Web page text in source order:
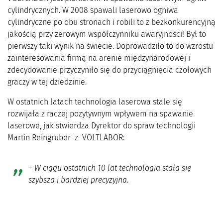
cylindrycznych. W 2008 spawali laserowo ogniwa
cylindryczne po obu stronach i robili to z bezkonkurencyjną
jakością przy zerowym współczynniku awaryjności! Był to
pierwszy taki wynik na świecie. Doprowadziło to do wzrostu
zainteresowania firmą na arenie międzynarodowej i
zdecydowanie przyczyniło się do przyciągnięcia czołowych
graczy w tej dziedzinie.
W ostatnich latach technologia laserowa stale się
rozwijała z raczej pozytywnym wpływem na spawanie
laserowe, jak stwierdza Dyrektor do spraw technologii
Martin Reingruber z VOLTLABOR:
– W ciągu ostatnich 10 lat technologia stała się
szybsza i bardziej precyzyjna.